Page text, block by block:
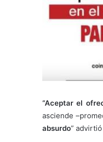
“Aceptar el
asciende
absurdo”